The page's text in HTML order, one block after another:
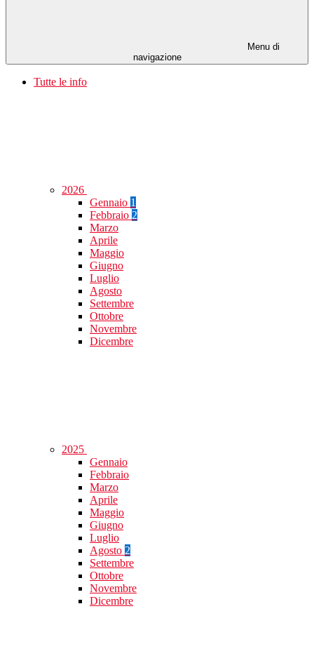
Menu di
navigazione
Tutte le info
2026
Gennaio 1
Febbraio 2
Marzo
Aprile
Maggio
Giugno
Luglio
Agosto
Settembre
Ottobre
Novembre
Dicembre
2025
Gennaio
Febbraio
Marzo
Aprile
Maggio
Giugno
Luglio
Agosto 2
Settembre
Ottobre
Novembre
Dicembre